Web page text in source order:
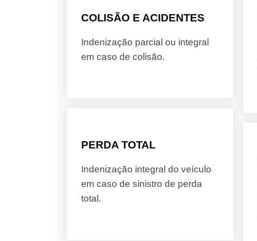
COLISÃO E ACIDENTES
Indenização parcial ou integral
em caso de colisão.
PERDA TOTAL
Indenização integral do veículo
em caso de sinistro de perda
total.